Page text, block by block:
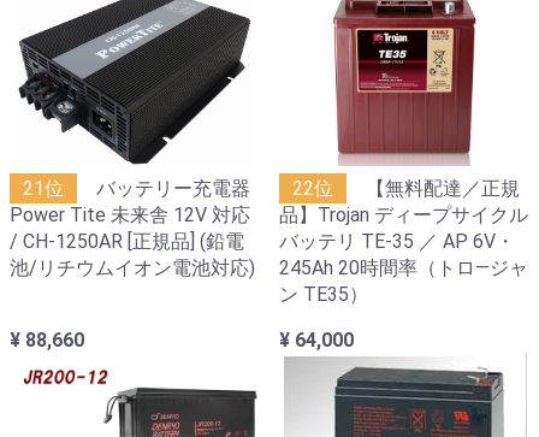
21位
バッテリー充電器
Power Tite 未来舎 12V 対応
/ CH-1250AR [正規品] (鉛電
池/リチウムイオン電池対応)
¥ 88,660
22位
【無料配達／正規
品】Trojan ディープサイクル
バッテリ TE-35 ／ AP 6V・
245Ah 20時間率（トロ―ジャ
ン TE35）
¥ 64,000